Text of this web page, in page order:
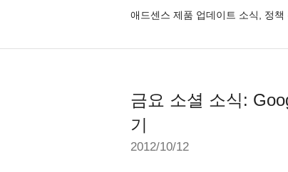
애드센스 제품 업데이트 소식, 정
금요 소셜 소식:
기
2012/10/12